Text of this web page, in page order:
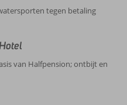
tegen betaling
van Halfpension; ontbijt en